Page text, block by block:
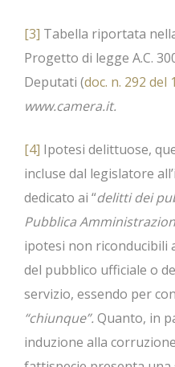
[3] Tabella riportata
Progetto di legge A.C.
Deputati (doc. n. 292 del
www.camera.it.
[4] Ipotesi delittuose,
incluse dal legislatore
dedicato ai “delitti dei
Pubblica
ipotesi non riconducibili
del pubblico ufficiale o
servizio, essendo per
“chiunque”. Quanto, in
induzione alla